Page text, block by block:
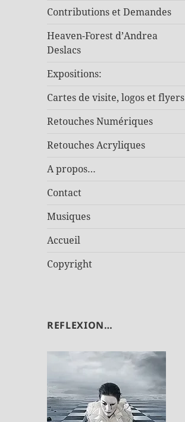
Contributions et Demandes
Heaven-Forest d’Andrea
Deslacs
Expositions:
Cartes de visite, logos et flyers
Retouches Numériques
Retouches Acryliques
A propos…
Contact
Musiques
Accueil
Copyright
REFLEXION…